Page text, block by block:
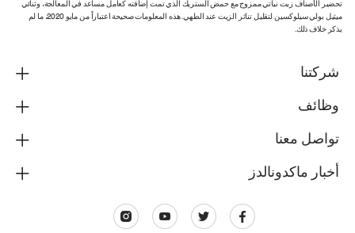
تحضير الأصناف زيت نباتي ممزوج مع حمض الستريك الذي تمت إضافته كعامل مساعد في المعالجة، وثنائي
ميثيل بولي سيلوكسين لتقليل تناثر الزيت عند الطهي. هذه المعلومات صحيحة اعتباراً من مايو 2020، ما لم
يذكر خلاف ذلك.
شركتنا
وظائف
تواصل معنا
أخبار ماكدونالدز